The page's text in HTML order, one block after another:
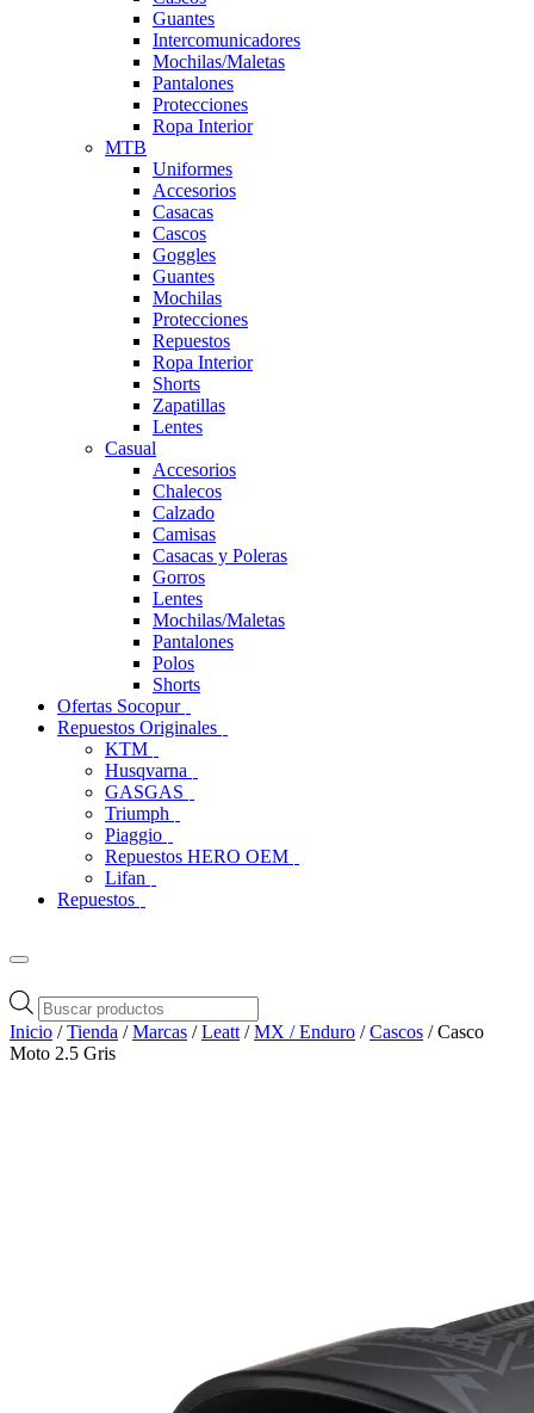
Guantes
Intercomunicadores
Mochilas/Maletas
Pantalones
Protecciones
Ropa Interior
MTB
Uniformes
Accesorios
Casacas
Cascos
Goggles
Guantes
Mochilas
Protecciones
Repuestos
Ropa Interior
Shorts
Zapatillas
Lentes
Casual
Accesorios
Chalecos
Calzado
Camisas
Casacas y Poleras
Gorros
Lentes
Mochilas/Maletas
Pantalones
Polos
Shorts
Ofertas Socopur
Repuestos Originales
KTM
Husqvarna
GASGAS
Triumph
Piaggio
Repuestos HERO OEM
Lifan
Repuestos
Búsqueda
de
productos
Inicio /Tienda /Marcas /Leatt /MX / Enduro /Cascos / Casco
Moto 2.5 Gris